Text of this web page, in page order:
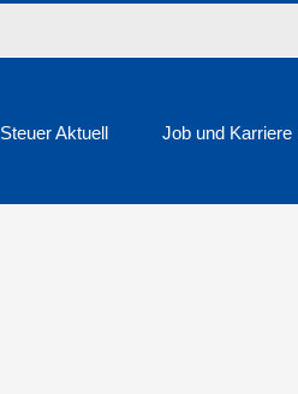
Steuer Aktuell Job und Karriere